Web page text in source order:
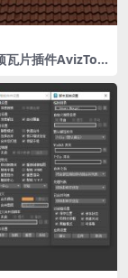
瓦片插件AvizToo